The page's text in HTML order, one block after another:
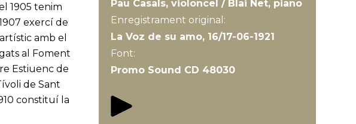
1905 tenim
exercí de
amb el
al Foment
Estiuenc de
de Sant
constituí la
Pau Casals, violoncel / Blai Net, piano
Enregistrament original:
La Voz de su amo, 16/17-06-1921
Font:
Promo Sound CD 48030